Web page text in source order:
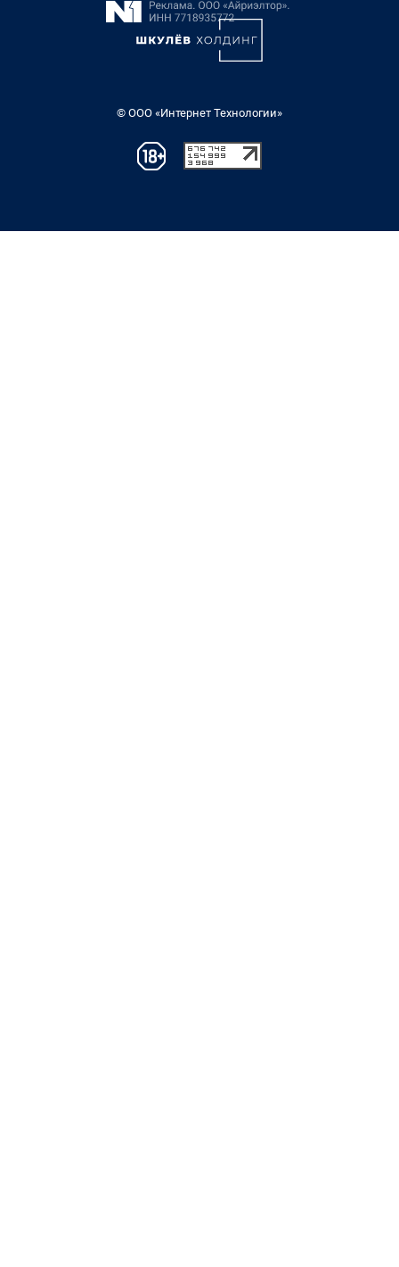
© ООО «Интернет Технологии»